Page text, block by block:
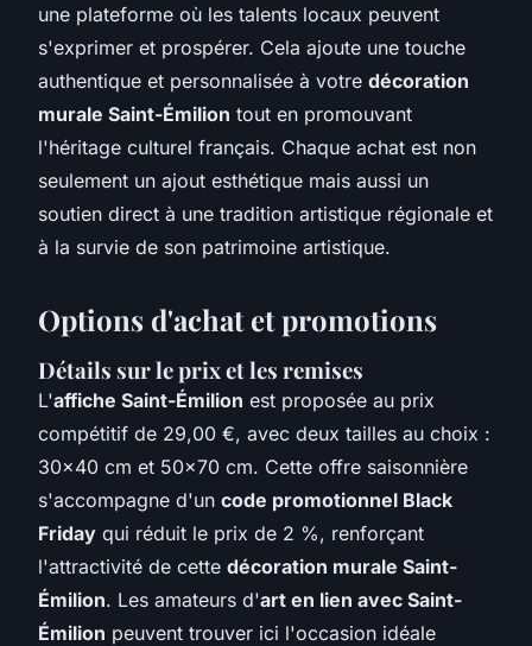
une plateforme où les talents locaux peuvent
s'exprimer et prospérer. Cela ajoute une touche
authentique et personnalisée à votre décoration
murale Saint-Émilion tout en promouvant
l'héritage culturel français. Chaque achat est non
seulement un ajout esthétique mais aussi un
soutien direct à une tradition artistique régionale et
à la survie de son patrimoine artistique.
Options d'achat et promotions
Détails sur le prix et les remises
L'affiche Saint-Émilion est proposée au prix
compétitif de 29,00 €, avec deux tailles au choix :
30x40 cm et 50x70 cm. Cette offre saisonnière
s'accompagne d'un code promotionnel Black
Friday qui réduit le prix de 2 %, renforçant
l'attractivité de cette décoration murale Saint-
Émilion. Les amateurs d'art en lien avec Saint-
Émilion peuvent trouver ici l'occasion idéale